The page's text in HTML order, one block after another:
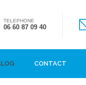
TELEPHONE
06 60 87 09 40
CONTACT